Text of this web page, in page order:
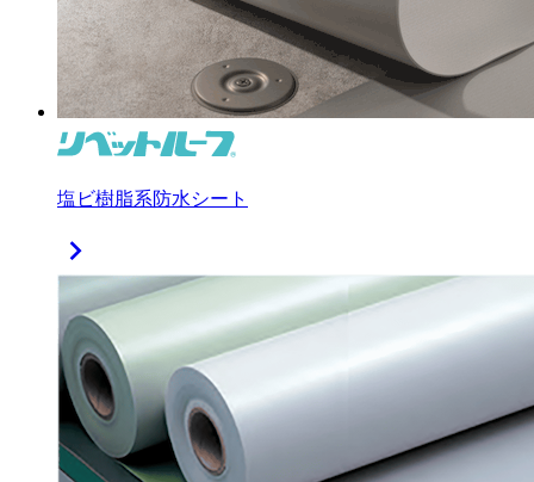
塩ビ樹脂系防水シート
chevron_right